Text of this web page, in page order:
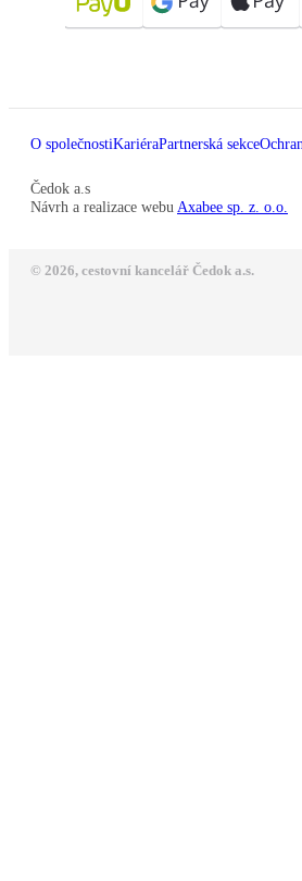
O společnostiKariéraPartnerská sekce
Čedok a.s
Návrh a realizace webu Axabee sp. z. o.o.
© 2026, cestovní kancelář Čedok a.s.